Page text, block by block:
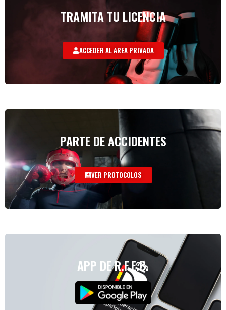
TRAMITA TU LICENCIA
ACCEDER AL AREA PRIVADA
PARTE DE ACCIDENTES
VER PROTOCOLOS
APP DE R.F.E.B.